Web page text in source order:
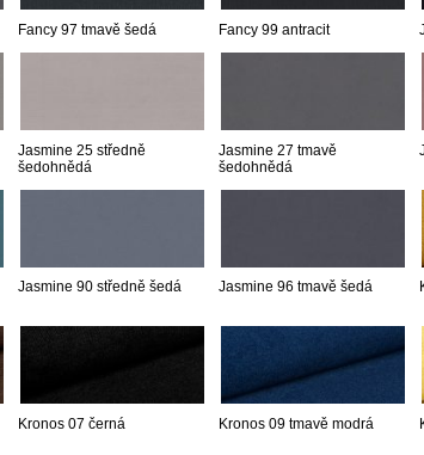
Fancy 97 tmavě šedá Fancy 99 antracit
Jasmine 25 středně
šedohnědá
Jasmine 27 tmavě
šedohnědá
Jasmine 90 středně šedá Jasmine 96 tmavě šedá
Kronos 07 černá Kronos 09 tmavě modrá